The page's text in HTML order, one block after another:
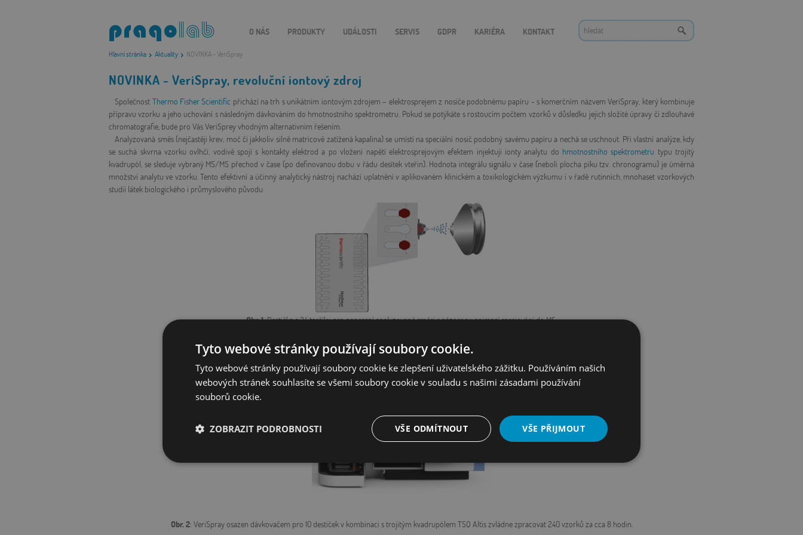
Hlavní stránka Aktuality NOVINKA - VeriSpray
O NÁS PRODUKTY UDÁLOSTI SERVIS GDPR KARIÉRA KONTAKT
NOVINKA - VeriSpray, revoluční iontový zdroj
Společnost Thermo Fisher Scientific přichází na trh s unikátním iontovým zdrojem – elektrosprejem z nosiče podobnému papíru - s komerčním názvem VeriSpray, který kombinuje
přípravu vzorku a jeho uchování s následným dávkováním do hmotnostního spektrometru. Pokud se potýkáte s rostoucím počtem vzorků v důsledku jejich složité úpravy či zdlouhavé
chromatografie, bude pro Vás VeriSprey vhodným alternativním řešením.
Analyzovaná směs (nejčastěji krev, moč či jakkoliv silně matricově zatížená kapalina) se umístí na speciální nosič podobný savému papíru a nechá se uschnout. Při vlastní analýze, kdy
se suchá skvrna vzorku ovlhčí, vodivě spojí s kontakty elektrod a po vložení napětí elektrosprejovým efektem injektují ionty analytu do hmotnostního spektrometru typu trojitý
kvadrupól, se sleduje vybraný MS/MS přechod v čase (po definovanou dobu v řádu desítek vteřin). Hodnota integrálu signálu v čase (neboli plocha píku tzv. chronogramu) je úměrná
množství analytu ve vzorku. Tento efektivní a účinný analytický nástroj nachází uplatnění v aplikovaném klinickém a toxikologickém výzkumu i v řadě rutinních, mnohaset vzorkových
studií látek biologického i průmyslového původu.
Obr. 1: Destička s 24 terčíky pro nanesení analyzované směsi s názornou animací sprejování do MS.
Obr. 2: VeriSpray osazen dávkovačem pro 10 destiček v kombinaci s trojitým kvadrupólem TSQ Altis zvládne zpracovat 240 vzorků za cca 8 hodin.
Tyto webové stránky používají soubory cookie.
Tyto webové stránky používají soubory cookie ke zlepšení uživatelského zážitku. Používáním našich
webových stránek souhlasíte se všemi soubory cookie v souladu s našimi zásadami používání
souborů cookie.
VŠE PŘIJMOUT
VŠE ODMÍTNOUT
ZOBRAZIT PODROBNOSTI
Nezbytně nutné
Výkonové
soubory
Soubory cílení Funkční soubory
Nezařazené